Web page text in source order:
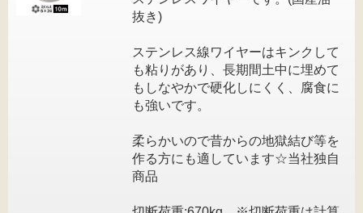
抜き)
ステンレス線ワイヤーはキンクして
も粘りがあり、長期間土中に埋めて
もしなやかで硬化しにくく、腐食に
も強いです。
柔らかいので昔からの地獄結び等を
作る方にも適しています☆当社独自
商品